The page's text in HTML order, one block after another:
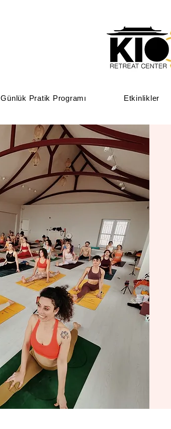
Günlük Pratik Programı Etkinlikler